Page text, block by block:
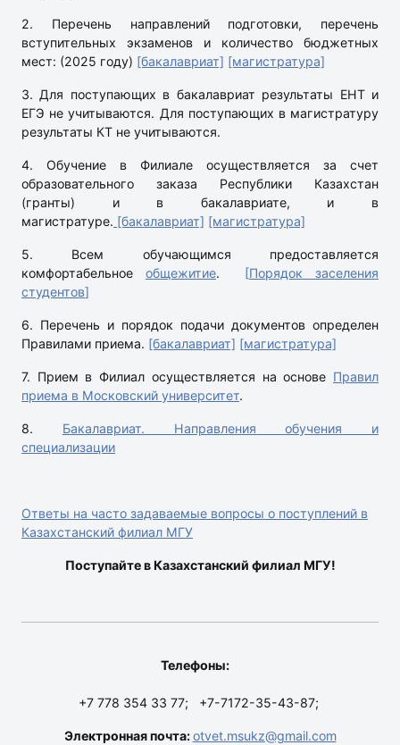
2. Перечень направлений подготовки, перечень
вступительных экзаменов и количество бюджетных
мест: (2025 году) [бакалавриат] [магистратура]
3. Для поступающих в бакалавриат результаты ЕНТ и
ЕГЭ не учитываются. Для поступающих в магистратуру
результаты КТ не учитываются.
4. Обучение в Филиале осуществляется за счет
образовательного заказа Республики Казахстан
(гранты) и в бакалавриате, и в
магистратуре. [бакалавриат] [магистратура]
5. Всем обучающимся предоставляется
комфортабельное общежитие. [Порядок заселения
студентов]
6. Перечень и порядок подачи документов определен
Правилами приема. [бакалавриат] [магистратура]
7. Прием в Филиал осуществляется на основе Правил
приема в Московский университет.
8. Бакалавриат. Направления обучения и
специализации
Ответы на часто задаваемые вопросы о поступлений в
Казахстанский филиал МГУ
Поступайте в Казахстанский филиал МГУ!
Телефоны:
+7 778 354 33 77; +7-7172-35-43-87;
Электронная почта:otvet.msukz@gmail.com